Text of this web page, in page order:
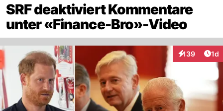
SRF deaktiviert Kommentare
unter «Finance-Bro»-Video
139
Interaktionen
1d